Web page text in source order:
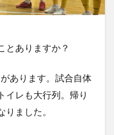
とありますか？
あります。試合自体
イレも大行列。帰り
ました。